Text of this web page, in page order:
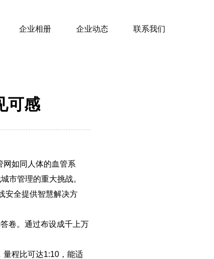
企业相册 企业动态 联系我们
可感
网如同人体的血管系
市管理的重大挑战。
安全提供智慧解决方
答卷。通过布设成千上万
量程比可达1:10，能适